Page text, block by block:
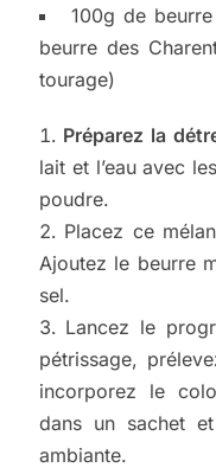
100g de
beurre des
tourage)
Préparez la
lait et l’eau avec
poudre.
Placez ce
Ajoutez le beurre
sel.
Lancez le
pétrissage,
incorporez le
dans un sachet
ambiante.